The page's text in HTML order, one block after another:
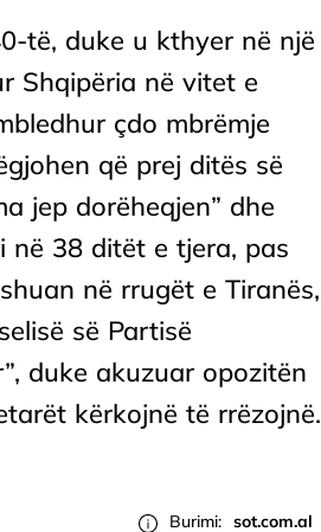
të, duke u kthyer në një
Shqipëria në vitet e
çdo mbrëmje
që prej ditës së
jep dorëheqjen” dhe
në 38 ditët e tjera, pas
në rrugët e Tiranës,
së Partisë
duke akuzuar opozitën
kërkojnë të rrëzojnë.
Burimi: sot.com.al